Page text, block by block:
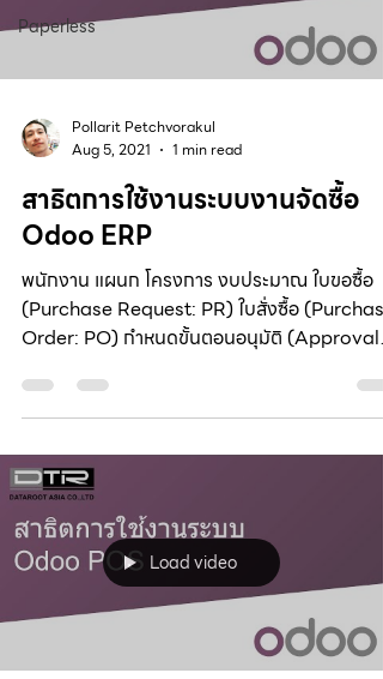
Paperless
Pollarit Petchvorakul
Aug 5, 2021
1 min read
สาธิตการใช้งานระบบงานจัดซื้อ
Odoo ERP
พนักงาน แผนก โครงการ งบประมาณ ใบขอซื้อ
(Purchase Request: PR) ใบสั่งซื้อ (Purchase
Order: PO) กำหนดขั้นตอนอนุมัติ (Approval
Load video